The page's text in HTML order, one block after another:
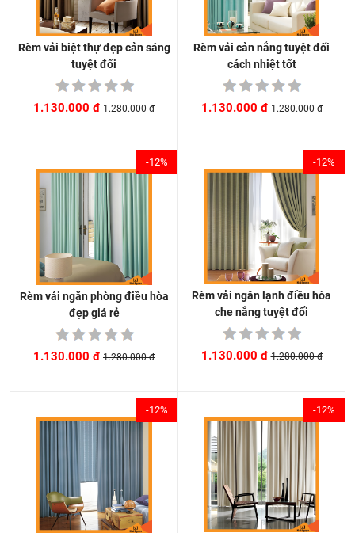
Rèm vải biệt thự đẹp cản sáng
tuyệt đối
1.130.000 đ 1.280.000 đ
Rèm vải cản nắng tuyệt đối
cách nhiệt tốt
1.130.000 đ 1.280.000 đ
-12%
Rèm vải ngăn phòng điều hòa
đẹp giá rẻ
1.130.000 đ 1.280.000 đ
-12%
Rèm vải ngăn lạnh điều hòa
che nắng tuyệt đối
1.130.000 đ 1.280.000 đ
-12% -12%